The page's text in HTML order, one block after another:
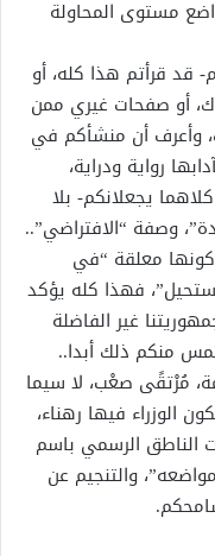
مستوى المحاولة
قد قرأتم هذا كله، أو
أو صفحات غيري ممن
وأعرف أن منشأكم في
رواية ودراية،
يجعلانكم- بلا
وصفة “الافتراضي”..
معلقة “في
فهذا كله يؤكد
غير الفاضلة
منكم ذلك أبدا..
مُرْتقًى صعْب، لا سيما
الوزراء فيها رهناء،
الناطق الرسمي باسم
والتنجيم عن